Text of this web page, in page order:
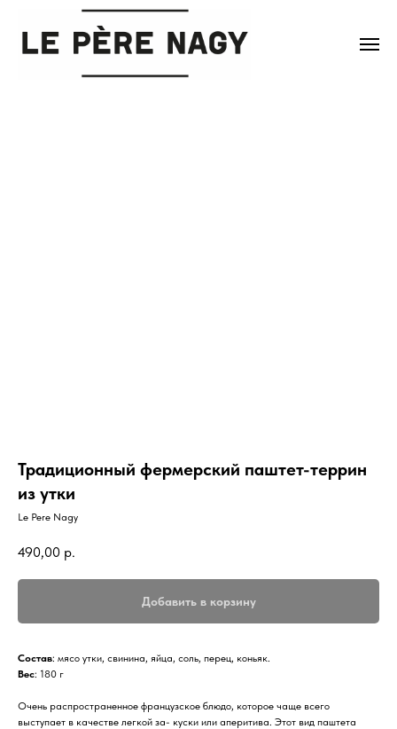
Традиционный фермерский паштет-террин
из утки
Le Pere Nagy
490,00 р.
Добавить в корзину
Состав: мясо утки, свинина, яйца, соль, перец, коньяк.
Вес: 180 г
Очень распространенное французское блюдо, которое чаще всего
выступает в качестве легкой за- куски или аперитива. Этот вид паштета